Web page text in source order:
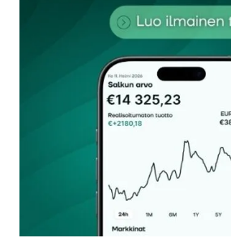
Sähköpostiosoitettasi ei julkaista.
kentät on merkitty*
Kommentti*
Nimesi tai nimimerkkisi
Sähköpostiosoitteesi